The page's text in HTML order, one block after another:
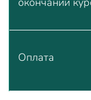
Оплата